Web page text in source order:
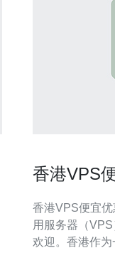
香港VPS
香港VPS便宜优惠，性价比高
用服务器（
欢迎。香港作